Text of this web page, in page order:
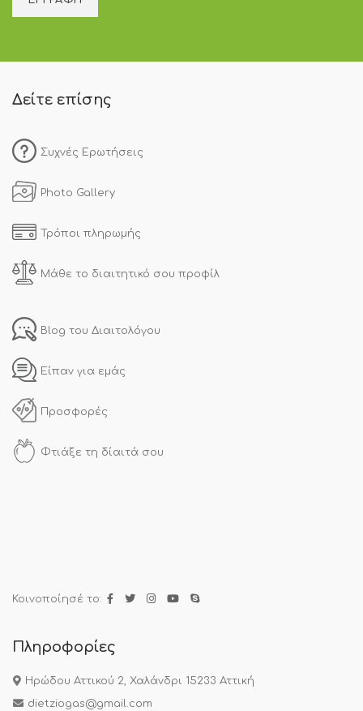
Δείτε επίσης
Συχνές Ερωτήσεις
Photo Gallery
Τρόποι πληρωμής
Μάθε το διαιτητικό σου προφίλ
Blog του Διαιτολόγου
Είπαν για εμάς
Προσφορές
Φτιάξε τη δίαιτά σου
Κοινοποίησέ το:
Πληροφορίες
Ηρώδου Αττικού 2, Χαλάνδρι 15233 Αττική
dietziogas@gmail.com